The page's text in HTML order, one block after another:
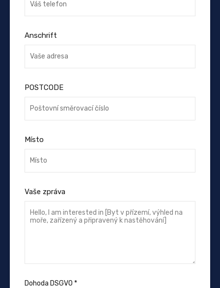
Anschrift
POSTCODE
Místo
Vaše zpráva
Dohoda DSGVO *